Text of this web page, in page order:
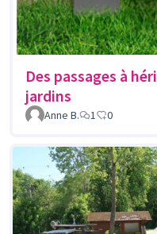
Des passages à
jardins
Anne B. 1 0